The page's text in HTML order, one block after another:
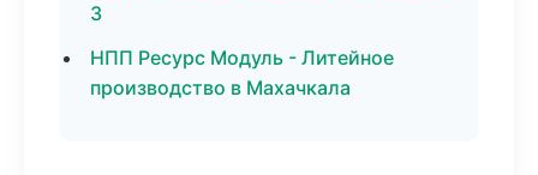
3
НПП Ресурс Модуль - Литейное
производство в Махачкала